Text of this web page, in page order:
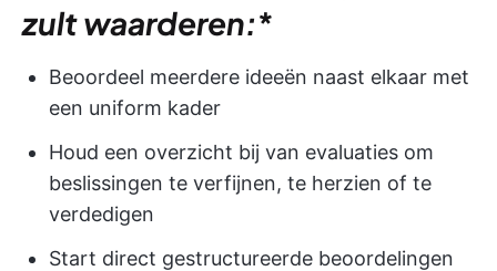
zult waarderen:*
Beoordeel meerdere ideeën naast elkaar met
een uniform kader
Houd een overzicht bij van evaluaties om
beslissingen te verfijnen, te herzien of te
verdedigen
Start direct gestructureerde beoordelingen